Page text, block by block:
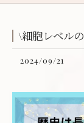
\細胞レベル
2024/09/21